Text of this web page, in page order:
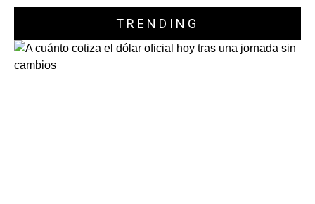
TRENDING